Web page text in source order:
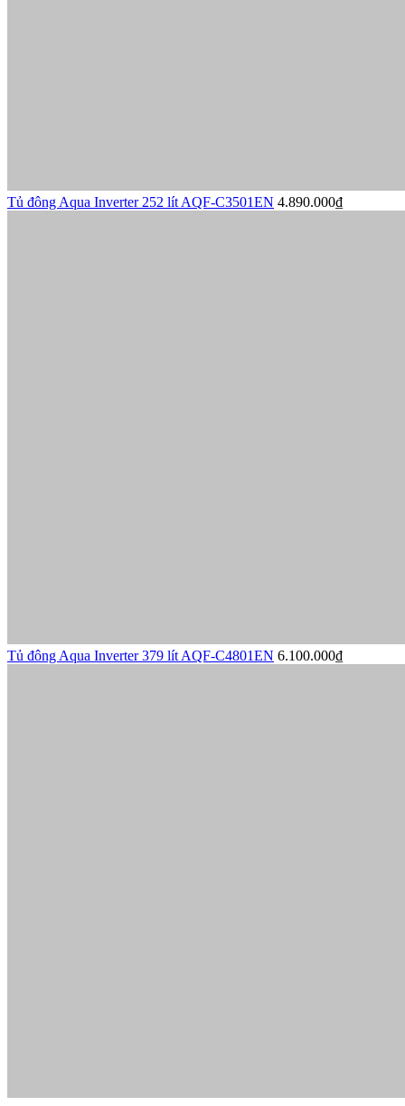
Tủ đông Aqua Inverter 252 lít AQF-C3501EN 4.890.000₫
Tủ đông Aqua Inverter 379 lít AQF-C4801EN 6.100.000₫